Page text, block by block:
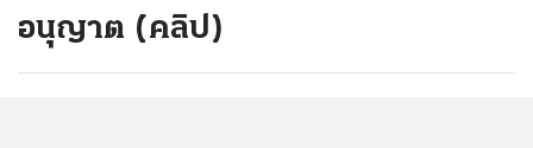
อนุญาต (คลิป)